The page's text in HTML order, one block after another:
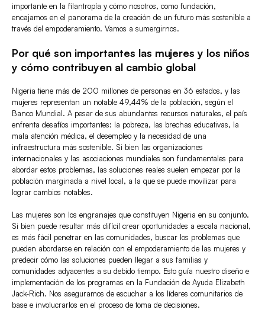
importante en la filantropía y cómo nosotros, como fundación,
encajamos en el panorama de la creación de un futuro más sostenible a
través del empoderamiento. Vamos a sumergirnos.
Por qué son importantes las mujeres y los niños
y cómo contribuyen al cambio global
Nigeria tiene más de 200 millones de personas en 36 estados, y las
mujeres representan un notable 49,44% de la población, según el
Banco Mundial. A pesar de sus abundantes recursos naturales, el país
enfrenta desafíos importantes: la pobreza, las brechas educativas, la
mala atención médica, el desempleo y la necesidad de una
infraestructura más sostenible. Si bien las organizaciones
internacionales y las asociaciones mundiales son fundamentales para
abordar estos problemas, las soluciones reales suelen empezar por la
población marginada a nivel local, a la que se puede movilizar para
lograr cambios notables.
Las mujeres son los engranajes que constituyen Nigeria en su conjunto.
Si bien puede resultar más difícil crear oportunidades a escala nacional,
es más fácil penetrar en las comunidades, buscar los problemas que
pueden abordarse en relación con el empoderamiento de las mujeres y
predecir cómo las soluciones pueden llegar a sus familias y
comunidades adyacentes a su debido tiempo. Esto guía nuestro diseño e
implementación de los programas en la Fundación de Ayuda Elizabeth
Jack-Rich. Nos aseguramos de escuchar a los líderes comunitarios de
base e involucrarlos en el proceso de toma de decisiones.